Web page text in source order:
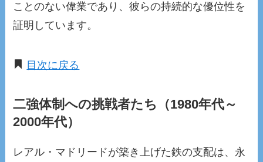
ことのない偉業であり、彼らの持続的な優位性を
証明しています。
目次に戻る
二強体制への挑戦者たち（1980年代～
2000年代）
レアル・マドリードが築き上げた鉄の支配は、永